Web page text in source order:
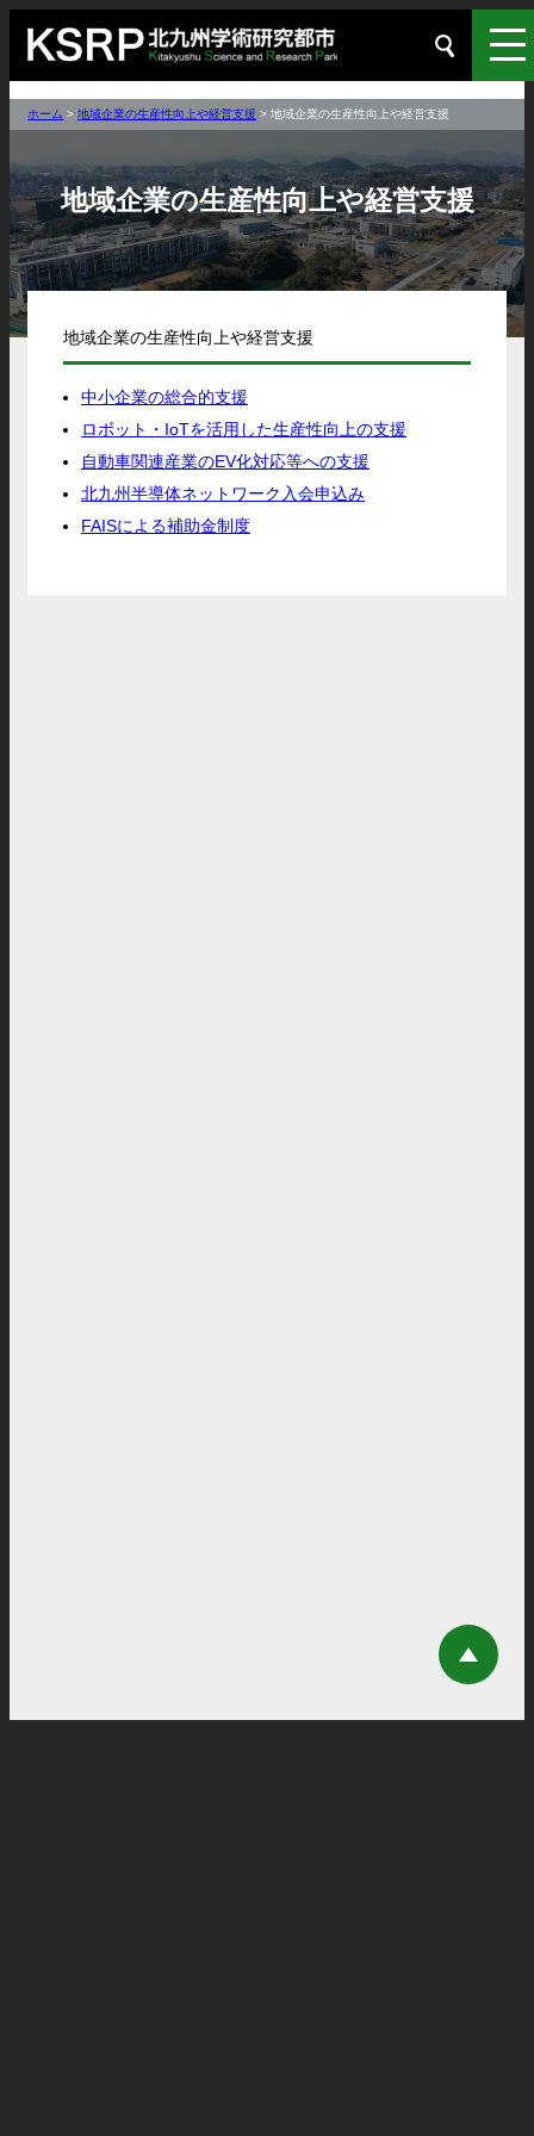
ホーム >地域企業の生産性向上や経営支援 >地域企業の生産性向上や経営支援
地域企業の生産性向上や経営支援
地域企業の生産性向上や経営支援
中小企業の総合的支援
ロボット・IoTを活用した生産性向上の支援
自動車関連産業のEV化対応等への支援
北九州半導体ネットワーク入会申込み
FAISによる補助金制度